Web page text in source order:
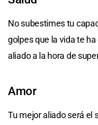
No subestimes tu
golpes que la vida te
aliado a la hora de
Amor
Tu mejor aliado será el